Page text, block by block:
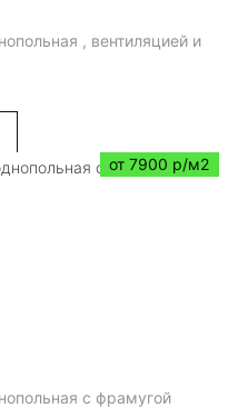
, вентиляцией и
от 7900 р/м2
Противопожарная дверь однопольная с фрамугой